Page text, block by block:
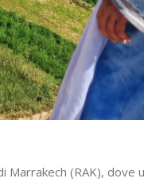
Marrakech (RAK), dove